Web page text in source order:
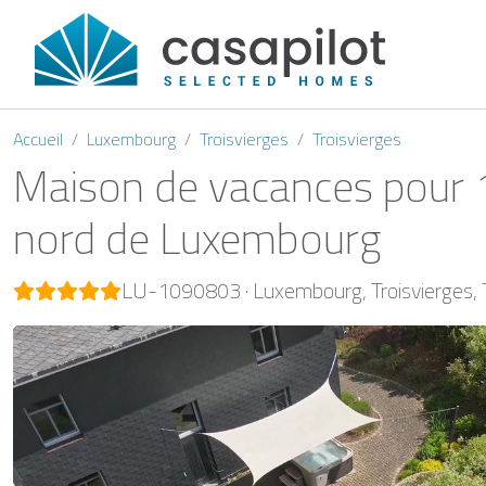
Accueil Luxembourg Troisvierges Troisvierges
Maison de vacances
nord de Luxembourg
LU-1090803 Luxembourg Troisvierges